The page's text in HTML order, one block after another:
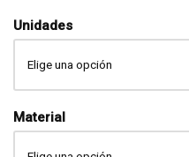
Unidades
Material